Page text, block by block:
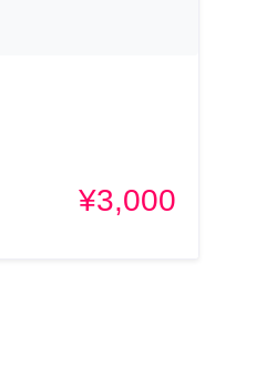
¥3,000